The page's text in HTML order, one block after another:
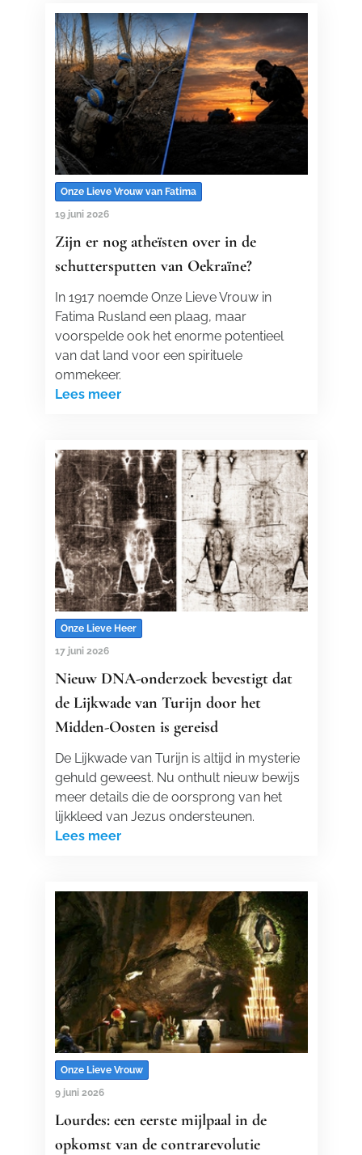
Onze Lieve Vrouw van Fatima
19 juni 2026
Zijn er nog atheïsten over in de
schuttersputten van Oekraïne?
In 1917 noemde Onze Lieve Vrouw in
Fatima Rusland een plaag, maar
voorspelde ook het enorme potentieel
van dat land voor een spirituele
ommekeer.
Lees meer
Onze Lieve Heer
17 juni 2026
Nieuw DNA-onderzoek bevestigt dat
de Lijkwade van Turijn door het
Midden-Oosten is gereisd
De Lijkwade van Turijn is altijd in mysterie
gehuld geweest. Nu onthult nieuw bewijs
meer details die de oorsprong van het
lijkkleed van Jezus ondersteunen.
Lees meer
Onze Lieve Vrouw
9 juni 2026
Lourdes: een eerste mijlpaal in de
opkomst van de contrarevolutie